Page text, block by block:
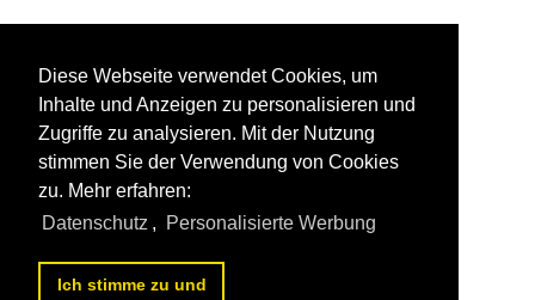
Diese Webseite verwendet Cookies, um
Inhalte und Anzeigen zu personalisieren und
Zugriffe zu analysieren. Mit der Nutzung
stimmen Sie der Verwendung von Cookies
zu. Mehr erfahren:
Datenschutz , Personalisierte Werbung
Ich stimme zu und